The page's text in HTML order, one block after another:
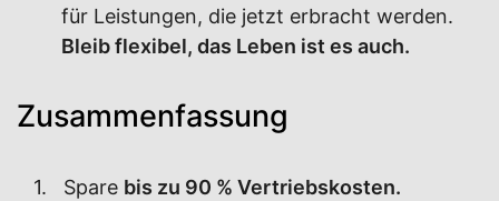
für Leistungen, die jetzt erbracht werden.
Bleib flexibel, das Leben ist es auch.
Zusammenfassung
Spare bis zu 90 % Vertriebskosten.